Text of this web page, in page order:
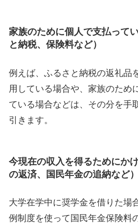
家族のために個人で支払って
と納税、保険料など）
例えば、ふるさと納税の返礼品
用している場合や、家族のため
ている場合などは、その分を手
引きます。
今現在の収入を得るためにか
の返済、国民年金の追納など）
大学在学中に奨学金を借りた場
例制度を使って国民年金保険料